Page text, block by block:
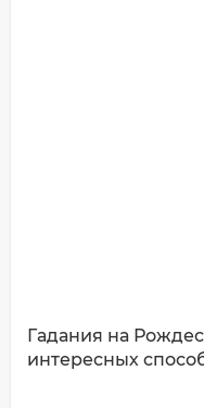
Гадания на
интересных